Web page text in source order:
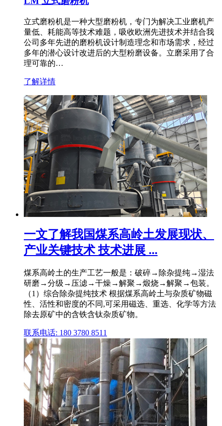
立式磨粉机是一种大型磨粉机，专门为解决工业磨机产
量低、耗能高等技术难题，吸收欧洲先进技术并结合我
公司多年先进的磨粉机设计制造理念和市场需求，经过
多年的潜心设计改进后的大型粉磨设备。立磨采用了合
理可靠的…
了解详情
一文了解我国煤系高岭土发展现状、
产业关键技术 技术进展 ...
煤系高岭土的生产工艺一般是：破碎→除杂提纯→湿法
研磨→分级→压滤→干燥→解聚→煅烧→解聚→包装。
（1）综合除杂提纯技术 根据煤系高岭土与杂质矿物磁
性、活性和密度的不同,可采用磁选、重选、化学等方法
除去原矿中的含铁含钛杂质矿物。
联系电话: 180 3780 8511